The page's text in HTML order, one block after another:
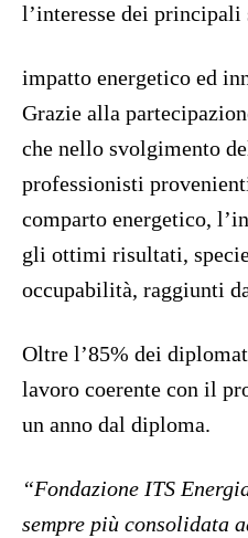
l’interesse dei
impatto energetico ed
Grazie alla
che nello svolgimento
professionisti
comparto energetico,
gli ottimi risultati,
occupabilità, raggiunti
Oltre l’85% dei
lavoro coerente con il
un anno dal diploma.
“Fondazione ITS
sempre più consolidata